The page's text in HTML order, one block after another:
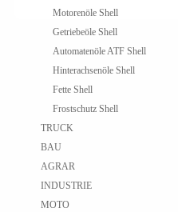
Motorenöle Shell
Getriebeöle Shell
Automatenöle ATF Shell
Hinterachsenöle Shell
Fette Shell
Frostschutz Shell
TRUCK
BAU
AGRAR
INDUSTRIE
MOTO